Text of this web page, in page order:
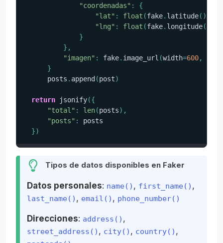
"coordenadas" :
{
"lat" : float (fake. latitude( )
"lng" : float (fake. longitude(
}
} ,
"imagen" : fake. image_url (width=600,
}
      posts
. append (post)
return jsonify({
"total" : len(posts) ,
"posts" :
posts
})
Tipos de datos disponibles en Faker
Datos personales: name() , first_name() ,
last_name() , email() , phone_number()
Direcciones: address() ,
street_address() , city() , country() ,